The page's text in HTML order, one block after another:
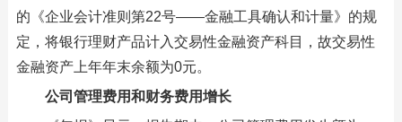
的《企业会计准则第22号——金融工具确认和计量》的规
定，将银行理财产品计入交易性金融资产科目，故交易性
金融资产上年年末余额为0元。
公司管理费用和财务费用增长